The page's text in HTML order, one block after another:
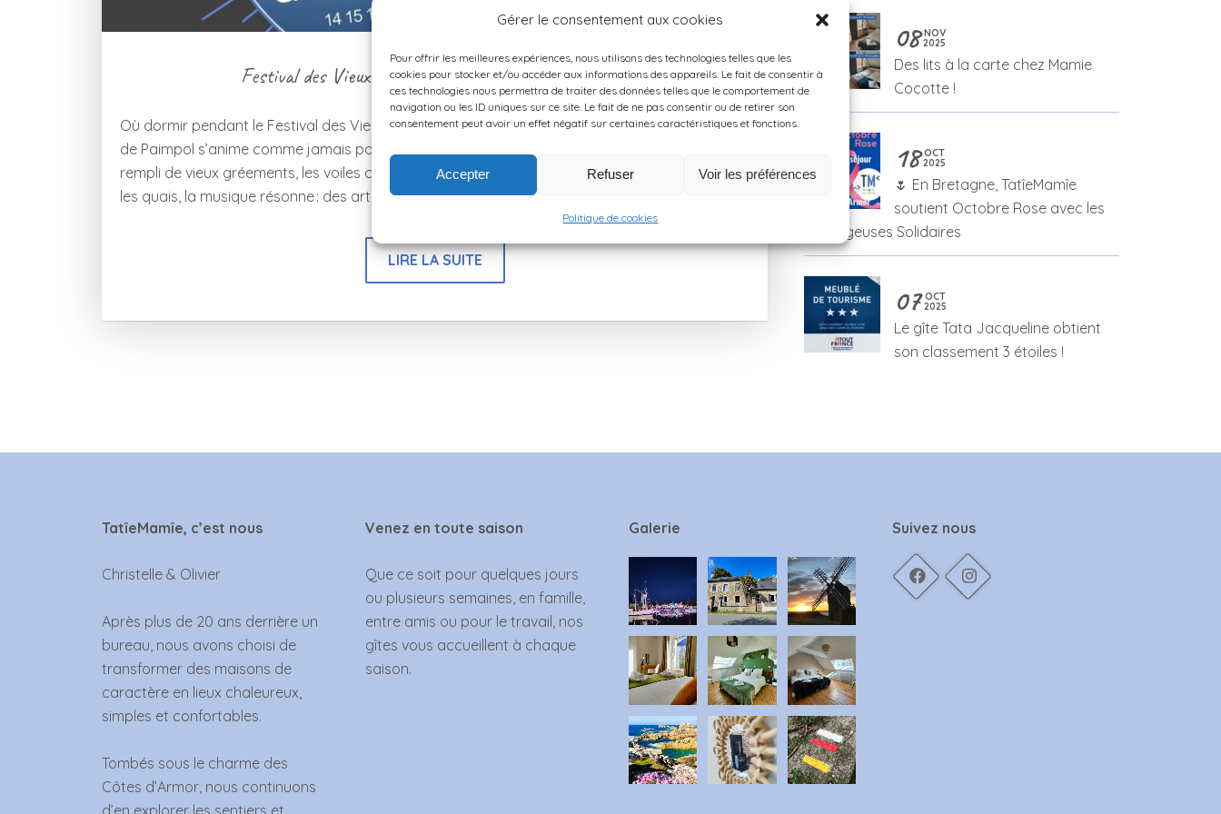
Gérer le consentement aux cookies
Pour offrir les meilleures expériences, nous utilisons des technologies telles que les
cookies pour stocker et/ou accéder aux informations des appareils. Le fait de consentir à
ces technologies nous permettra de traiter des données telles que le comportement de
navigation ou les ID uniques sur ce site. Le fait de ne pas consentir ou de retirer son
consentement peut avoir un effet négatif sur certaines caractéristiques et fonctions.
Accepter Refuser Voir les préférences
Politique de cookies
Festival des Vieux Gréements à Paimpol – Août 2026
Où dormir pendant le Festival des Vieux Gréements à Paimpol ? Du 14 au 16 août 2026, le port
de Paimpol s’anime comme jamais pour leFestival des Vieux Gréements. Imaginez le port
rempli de vieux gréements, les voiles colorées se balançant doucement au rythme du vent. Sur
les quais, la musique résonne : des artistes de […]
LIRE LA SUITE
08 NOV
2025
Des lits à la carte chez Mamie
Cocotte !
18 OCT
2025
🌷 En Bretagne, TatîeMamîe
soutient Octobre Rose avec les
Hébergeuses Solidaires
07 OCT
2025
Le gîte Tata Jacqueline obtient
son classement 3 étoiles !
TatîeMamîe, c’est nous
Christelle & Olivier
Après plus de 20 ans derrière un
bureau, nous avons choisi de
transformer des maisons de
caractère en lieux chaleureux,
simples et confortables.
Tombés sous le charme des
Côtes d’Armor, nous continuons
d’en explorer les sentiers et
Venez en toute saison
Que ce soit pour quelques jours
ou plusieurs semaines, en famille,
entre amis ou pour le travail, nos
gîtes vous accueillent à chaque
saison.
Galerie Suivez nous